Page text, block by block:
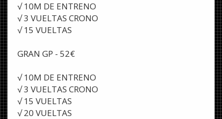
√ 10M DE ENTRENO
√ 3 VUELTAS CRONO
√ 15 VUELTAS
GRAN GP - 52€
√ 10M DE ENTRENO
√ 3 VUELTAS CRONO
√ 15 VUELTAS
√ 20 VUELTAS